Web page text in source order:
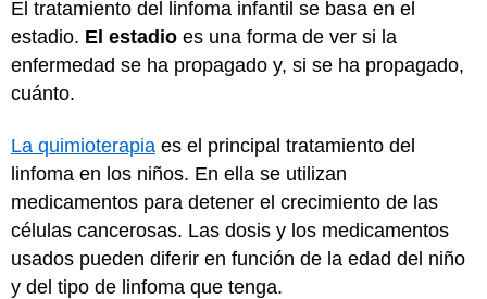
El tratamiento del linfoma infantil se basa en el
estadio. El estadio es una forma de ver si la
enfermedad se ha propagado y, si se ha propagado,
cuánto.
La quimioterapia es el principal tratamiento del
linfoma en los niños. En ella se utilizan
medicamentos para detener el crecimiento de las
células cancerosas. Las dosis y los medicamentos
usados pueden diferir en función de la edad del niño
y del tipo de linfoma que tenga.